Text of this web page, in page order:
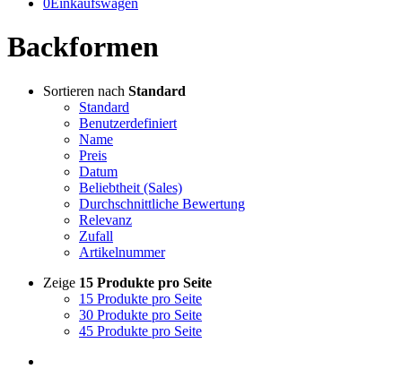
0Einkaufswagen
Backformen
Sortieren nach Standard
Standard
Benutzerdefiniert
Name
Preis
Datum
Beliebtheit (Sales)
Durchschnittliche Bewertung
Relevanz
Zufall
Artikelnummer
Zeige 15 Produkte pro Seite
15 Produkte pro Seite
30 Produkte pro Seite
45 Produkte pro Seite